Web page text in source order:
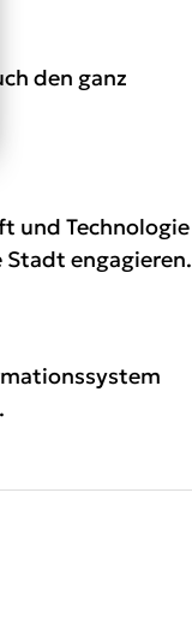
den ganz
und Technologie
Stadt engagieren.